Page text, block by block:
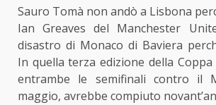
Sauro Tomà non andò a Lisbona
Ian Greaves del Manchester
disastro di Monaco di Baviera
In quella terza edizione della
entrambe le semifinali contro il
maggio, avrebbe compiuto